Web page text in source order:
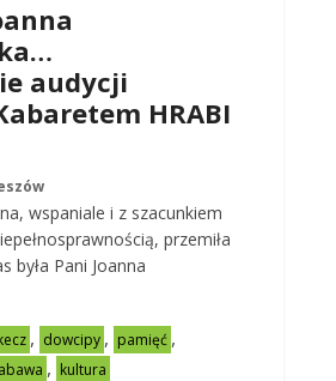
audycji
HRABI
wspaniale i z szacunkiem
przemiła
była Pani Joanna
, dowcipy , pamięć ,
, kultura